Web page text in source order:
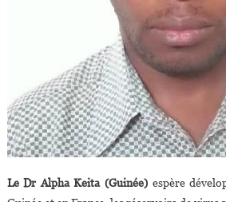
Le Dr Alpha Keita (Guinée) espère